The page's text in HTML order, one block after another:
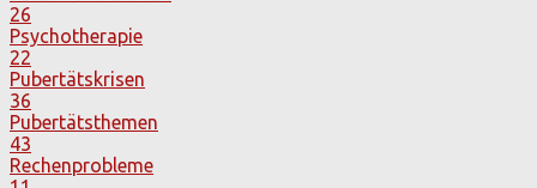
26
Psychotherapie
22
Pubertätskrisen
36
Pubertätsthemen
43
Rechenprobleme